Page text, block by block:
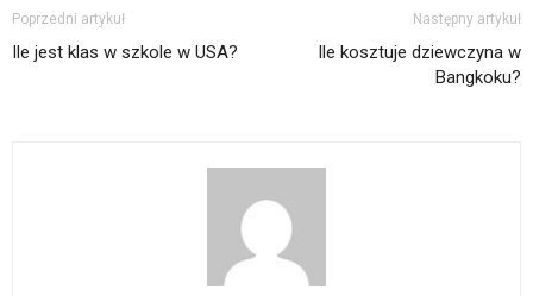
Poprzedni artykuł
Ile jest klas w szkole w USA?
Następny artykuł
Ile kosztuje dziewczyna w
Bangkoku?